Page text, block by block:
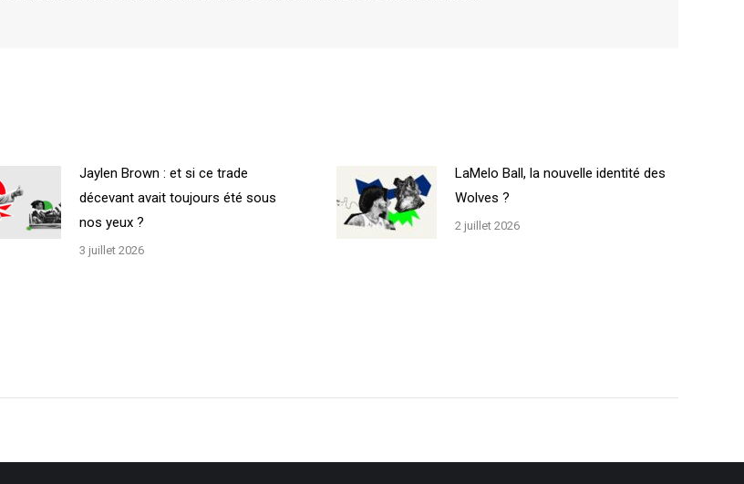
Jaylen Brown : et si ce trade
décevant avait toujours été sous
nos yeux ?
3 juillet 2026
LaMelo Ball, la nouvelle identité des
Wolves ?
2 juillet 2026